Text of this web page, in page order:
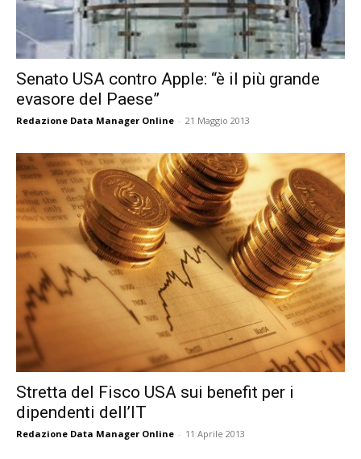
Senato USA contro Apple: “è il più grande
evasore del Paese”
Redazione Data Manager Online - 21 Maggio 2013
Stretta del Fisco USA sui benefit per i
dipendenti dell’IT
Redazione Data Manager Online - 11 Aprile 2013